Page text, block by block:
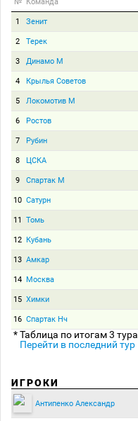
1 Зенит
2 Терек
3 Динамо М
4 Крылья Советов
5 Локомотив М
6 Ростов
7 Рубин
8 ЦСКА
9 Спартак М
10 Сатурн
11 Томь
12 Кубань
13 Амкар
14 Москва
15 Химки
16 Спартак Нч
* Таблица по итогам 3 тура
Перейти в последний тур
ИГРОКИ
Антипенко Александр